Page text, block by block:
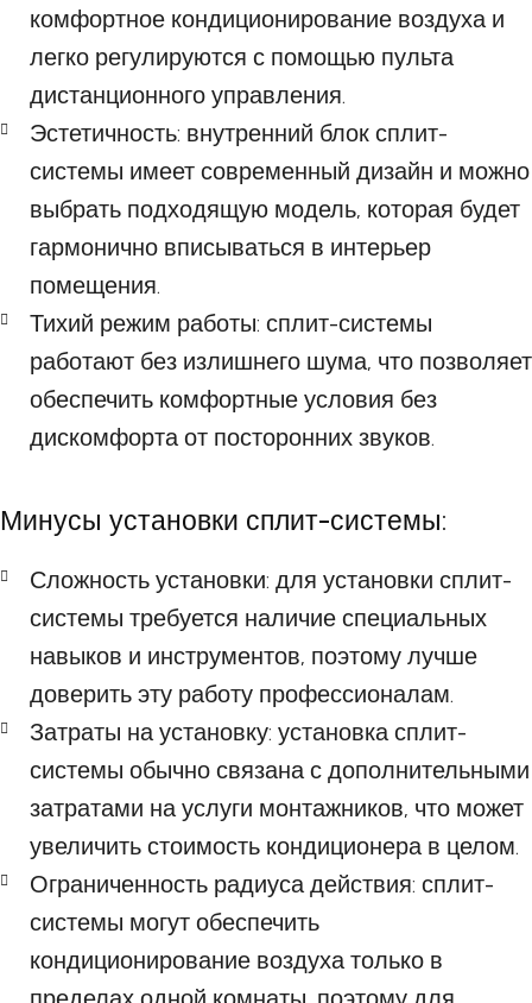
комфортное кондиционирование воздуха и
легко регулируются с помощью пульта
дистанционного управления.
Эстетичность: внутренний блок сплит-
системы имеет современный дизайн и можно
выбрать подходящую модель, которая будет
гармонично вписываться в интерьер
помещения.
Тихий режим работы: сплит-системы
работают без излишнего шума, что позволяет
обеспечить комфортные условия без
дискомфорта от посторонних звуков.
Минусы установки сплит-системы:
Сложность установки: для установки сплит-
системы требуется наличие специальных
навыков и инструментов, поэтому лучше
доверить эту работу профессионалам.
Затраты на установку: установка сплит-
системы обычно связана с дополнительными
затратами на услуги монтажников, что может
увеличить стоимость кондиционера в целом.
Ограниченность радиуса действия: сплит-
системы могут обеспечить
кондиционирование воздуха только в